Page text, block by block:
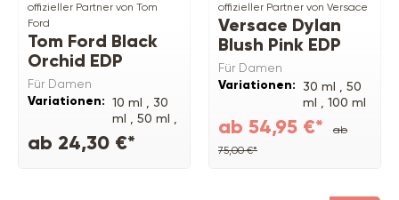
offizieller Partner von Tom
Ford
Tom Ford Black
Orchid EDP
Für Damen
Variationen: 10 ml , 30
ml , 50 ml ,
100 ml ,
ml
ab 24,30 €*
offizieller Partner von Versace
Versace Dylan
Blush Pink EDP
Für Damen
Variationen: 30 ml , 50
ml , 100 ml
ab 54,95 €*
ab
75,00 €*